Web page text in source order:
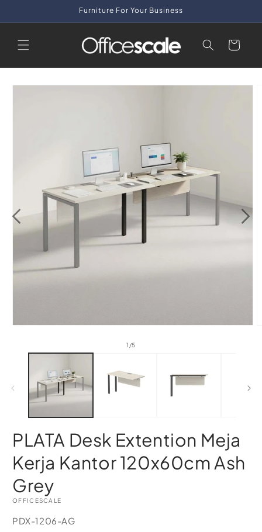
Furniture For Your Business
Cart
Skip to
1 /of
5
PLATA Desk Extention Meja
Kerja Kantor 120x60cm Ash
Grey
OFFICESCALE
SKU:
PDX-1206-AG